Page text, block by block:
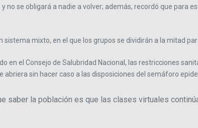
no se obligará a nadie a volver; además, recordó que
mixto, en el que los grupos se dividirán a la mitad
en el Consejo de Salubridad Nacional, las restricciones
sin hacer caso a las disposiciones del semáforo
saber la población es que las clases virtuales